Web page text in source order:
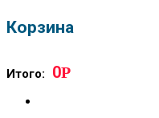
Корзина
Итого: 0Р